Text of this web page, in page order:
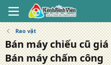
Rao vặt
Bán máy chiếu cũ
Bán máy chấm công